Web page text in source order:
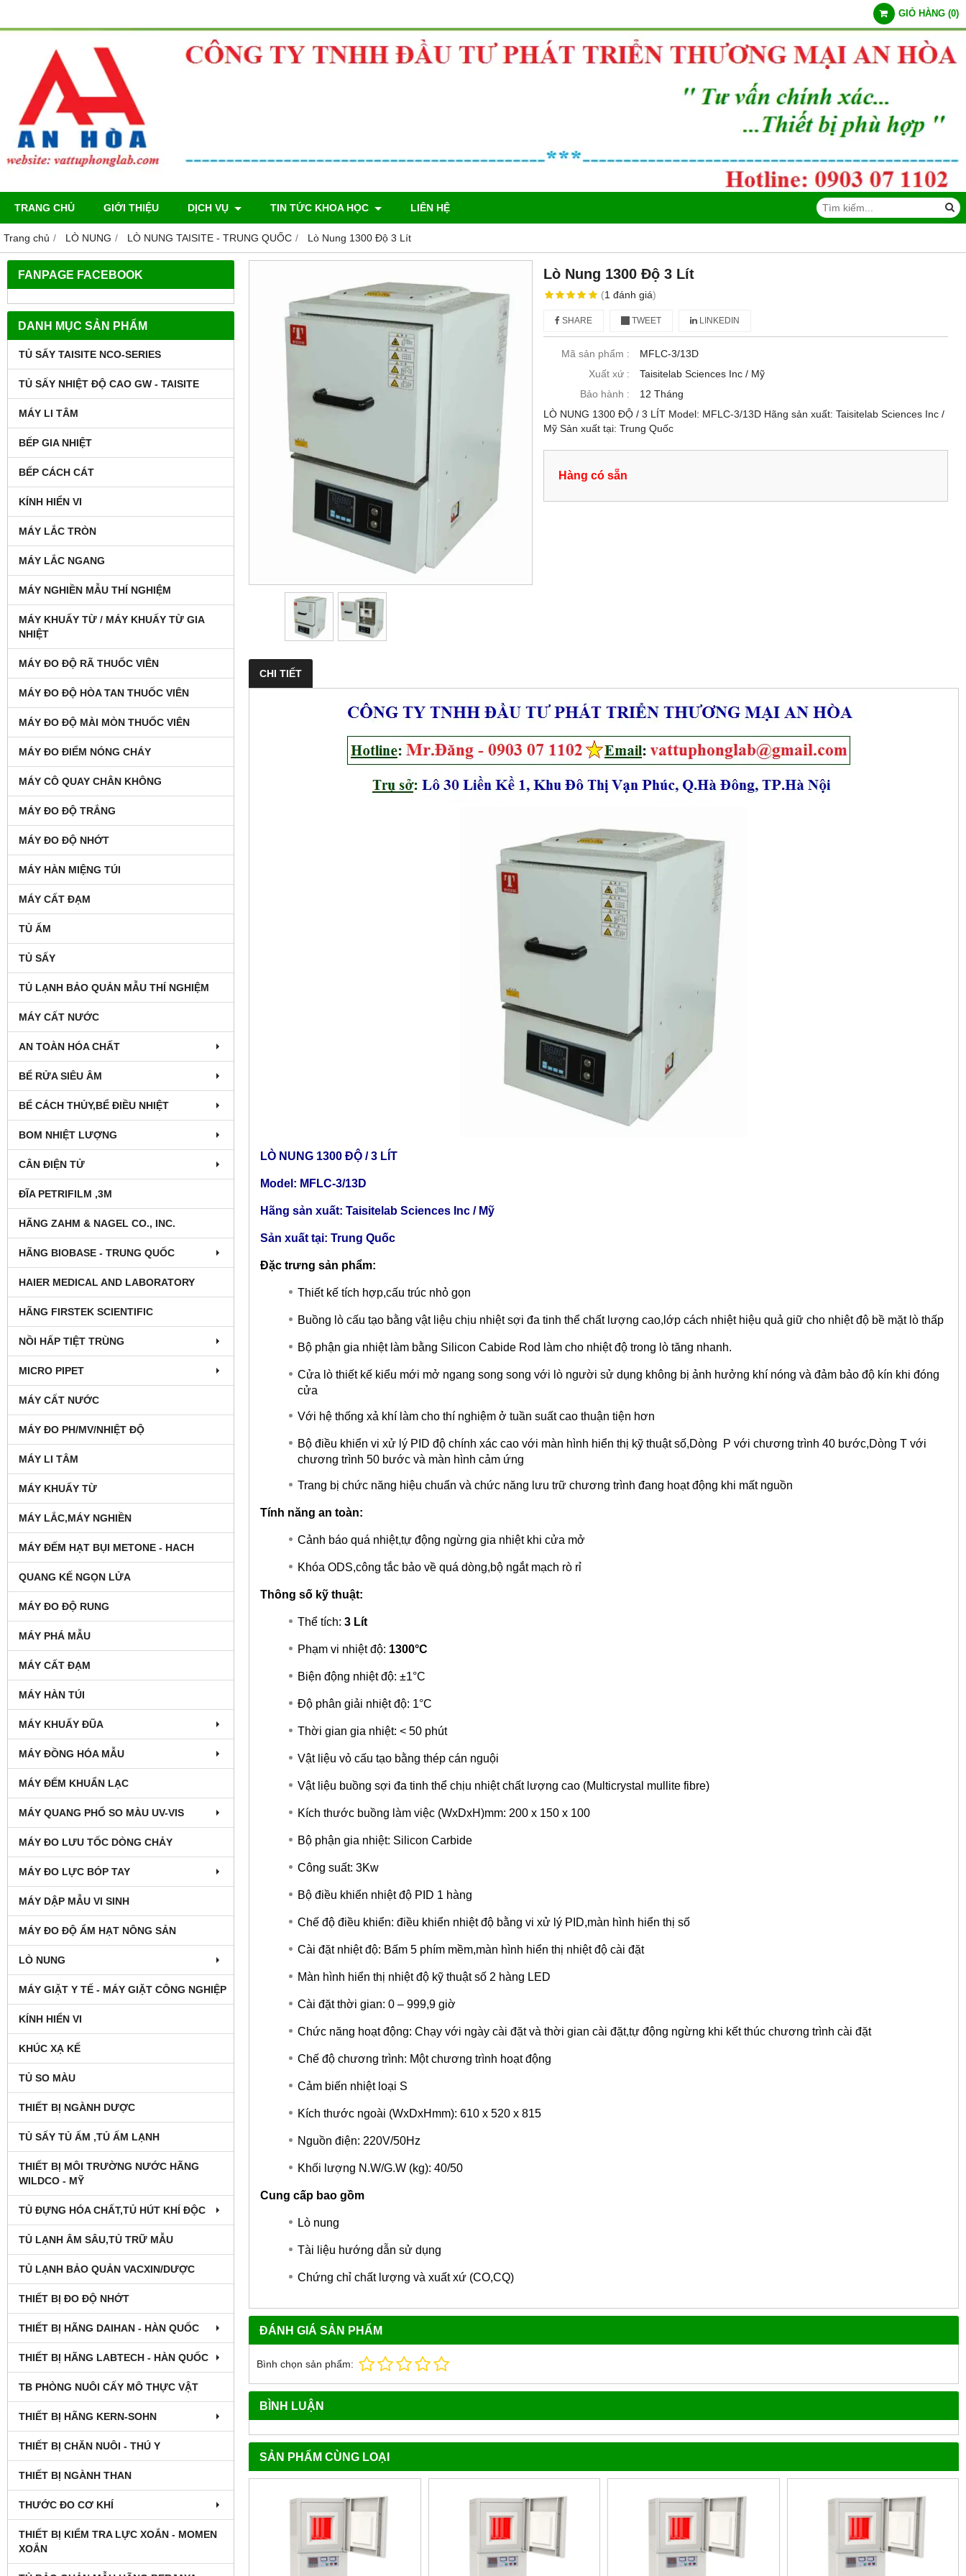
GIỎ HÀNG (0)
TRANG CHỦ GIỚI THIỆU DỊCH VỤ TIN TỨC KHOA HỌC LIÊN HỆ
Trang chủ LÒ NUNG LÒ NUNG TAISITE - TRUNG QUỐC Lò Nung 1300 Độ 3 Lít
FANPAGE FACEBOOK
DANH MỤC SẢN PHẨM
TỦ SẤY TAISITE NCO-SERIES
TỦ SẤY NHIỆT ĐỘ CAO GW - TAISITE
MÁY LI TÂM
BẾP GIA NHIỆT
BẾP CÁCH CÁT
KÍNH HIỂN VI
MÁY LẮC TRÒN
MÁY LẮC NGANG
MÁY NGHIỀN MẪU THÍ NGHIỆM
MÁY KHUẤY TỪ / MÁY KHUẤY TỪ GIA
NHIỆT
MÁY ĐO ĐỘ RÃ THUỐC VIÊN
MÁY ĐO ĐỘ HÒA TAN THUỐC VIÊN
MÁY ĐO ĐỘ MÀI MÒN THUỐC VIÊN
MÁY ĐO ĐIỂM NÓNG CHÁY
MÁY CÔ QUAY CHÂN KHÔNG
MÁY ĐO ĐỘ TRẮNG
MÁY ĐO ĐỘ NHỚT
MÁY HÀN MIỆNG TÚI
MÁY CẤT ĐẠM
TỦ ẤM
TỦ SẤY
TỦ LẠNH BẢO QUẢN MẪU THÍ NGHIỆM
MÁY CẤT NƯỚC
AN TOÀN HÓA CHẤT
BỂ RỬA SIÊU ÂM
BỂ CÁCH THỦY,BỂ ĐIỀU NHIỆT
BOM NHIỆT LƯỢNG
CÂN ĐIỆN TỬ
ĐĨA PETRIFILM ,3M
HÃNG ZAHM & NAGEL CO., INC.
HÃNG BIOBASE - TRUNG QUỐC
HAIER MEDICAL AND LABORATORY
HÃNG FIRSTEK SCIENTIFIC
NỒI HẤP TIỆT TRÙNG
MICRO PIPET
MÁY CẤT NƯỚC
MÁY ĐO PH/MV/NHIỆT ĐỘ
MÁY LI TÂM
MÁY KHUẤY TỪ
MÁY LẮC,MÁY NGHIỀN
MÁY ĐẾM HẠT BỤI METONE - HACH
QUANG KẾ NGỌN LỬA
MÁY ĐO ĐỘ RUNG
MÁY PHÁ MẪU
MÁY CẤT ĐẠM
MÁY HÀN TÚI
MÁY KHUẤY ĐŨA
MÁY ĐỒNG HÓA MẪU
MÁY ĐẾM KHUẨN LẠC
MÁY QUANG PHỔ SO MÀU UV-VIS
MÁY ĐO LƯU TỐC DÒNG CHẢY
MÁY ĐO LỰC BÓP TAY
MÁY DẬP MẪU VI SINH
MÁY ĐO ĐỘ ẨM HẠT NÔNG SẢN
LÒ NUNG
MÁY GIẶT Y TẾ - MÁY GIẶT CÔNG NGHIỆP
KÍNH HIỂN VI
KHÚC XẠ KẾ
TỦ SO MÀU
THIẾT BỊ NGÀNH DƯỢC
TỦ SẤY TỦ ẤM ,TỦ ẤM LẠNH
THIẾT BỊ MÔI TRƯỜNG NƯỚC HÃNG
WILDCO - MỸ
TỦ ĐỰNG HÓA CHẤT,TỦ HÚT KHÍ ĐỘC
TỦ LẠNH ÂM SÂU,TỦ TRỮ MẪU
TỦ LẠNH BẢO QUẢN VACXIN/DƯỢC
THIẾT BỊ ĐO ĐỘ NHỚT
THIẾT BỊ HÃNG DAIHAN - HÀN QUỐC
THIẾT BỊ HÃNG LABTECH - HÀN QUỐC
TB PHÒNG NUÔI CẤY MÔ THỰC VẬT
THIẾT BỊ HÃNG KERN-SOHN
THIẾT BỊ CHĂN NUÔI - THÚ Y
THIẾT BỊ NGÀNH THAN
THƯỚC ĐO CƠ KHÍ
THIẾT BỊ KIỂM TRA LỰC XOẮN - MOMEN
XOẮN
Lò Nung 1300 Độ 3 Lít
(1đánh giá)
SHARE TWEET LINKEDIN
Mã sản phẩm :
MFLC-3/13D
Xuất xứ :
Taisitelab Sciences Inc / Mỹ
Bảo hành :
12 Tháng
LÒ NUNG 1300 ĐỘ / 3 LÍT Model: MFLC-3/13D Hãng sản xuất: Taisitelab Sciences Inc /
Mỹ Sản xuất tại: Trung Quốc
Hàng có sẵn
CHI TIẾT
LÒ NUNG 1300 ĐỘ / 3 LÍT
Model: MFLC-3/13D
Hãng sản xuất: Taisitelab Sciences Inc / Mỹ
Sản xuất tại: Trung Quốc
Đặc trưng sản phẩm:
Thiết kế tích hợp,cấu trúc nhỏ gọn
Buồng lò cấu tạo bằng vật liệu chịu nhiệt sợi đa tinh thể chất lượng cao,lớp cách nhiệt hiệu quả giữ cho nhiệt độ bề mặt lò thấp
Bộ phận gia nhiệt làm bằng Silicon Cabide Rod làm cho nhiệt độ trong lò tăng nhanh.
Cửa lò thiết kế kiểu mới mở ngang song song với lò người sử dụng không bị ảnh hưởng khí nóng và đảm bảo độ kín khi đóng
cửa
Với hệ thống xả khí làm cho thí nghiệm ở tuần suất cao thuận tiện hơn
Bộ điều khiển vi xử lý PID độ chính xác cao với màn hình hiển thị kỹ thuật số,Dòng P với chương trình 40 bước,Dòng T với
chương trình 50 bước và màn hình cảm ứng
Trang bị chức năng hiệu chuẩn và chức năng lưu trữ chương trình đang hoạt động khi mất nguồn
Tính năng an toàn:
Cảnh báo quá nhiệt,tự động ngừng gia nhiệt khi cửa mở
Khóa ODS,công tắc bảo về quá dòng,bộ ngắt mạch rò rỉ
Thông số kỹ thuật:
Thể tích: 3 Lít
Phạm vi nhiệt độ: 1300°C
Biện động nhiệt độ: ±1°C
Độ phân giải nhiệt độ: 1°C
Thời gian gia nhiệt: < 50 phút
Vật liệu vỏ cấu tạo bằng thép cán nguội
Vật liệu buồng sợi đa tinh thể chịu nhiệt chất lượng cao (Multicrystal mullite fibre)
Kích thước buồng làm việc (WxDxH)mm: 200 x 150 x 100
Bộ phận gia nhiệt: Silicon Carbide
Công suất: 3Kw
Bộ điều khiển nhiệt độ PID 1 hàng
Chế độ điều khiển: điều khiển nhiệt độ bằng vi xử lý PID,màn hình hiển thị số
Cài đặt nhiệt độ: Bấm 5 phím mềm,màn hình hiển thị nhiệt độ cài đặt
Màn hình hiển thị nhiệt độ kỹ thuật số 2 hàng LED
Cài đặt thời gian: 0 – 999,9 giờ
Chức năng hoạt động: Chạy với ngày cài đặt và thời gian cài đặt,tự động ngừng khi kết thúc chương trình cài đặt
Chế độ chương trình: Một chương trình hoạt động
Cảm biến nhiệt loại S
Kích thước ngoài (WxDxHmm): 610 x 520 x 815
Nguồn điện: 220V/50Hz
Khối lượng N.W/G.W (kg): 40/50
Cung cấp bao gồm
Lò nung
Tài liệu hướng dẫn sử dụng
Chứng chỉ chất lượng và xuất xứ (CO,CQ)
ĐÁNH GIÁ SẢN PHẨM
Bình chọn sản phẩm:
BÌNH LUẬN
SẢN PHẨM CÙNG LOẠI